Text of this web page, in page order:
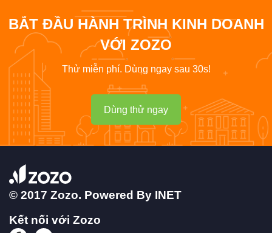
BẮT ĐẦU HÀNH TRÌNH KINH DOANH
VỚI ZOZO
Thử miễn phí. Dùng ngay sau 30s!
Dùng thử ngay
© 2017 Zozo. Powered By INET
Kết nối với Zozo